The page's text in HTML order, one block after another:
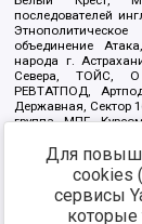
последователей
объединение
народа г.
Севера, ТОЙС, О
РЕВТАТПОД,
Державная, Сектор
группа МПГ,
Арестантское
Дафа, Иртыш
Сибирский
граждан, Штабы
Для
cookies (
сервисы